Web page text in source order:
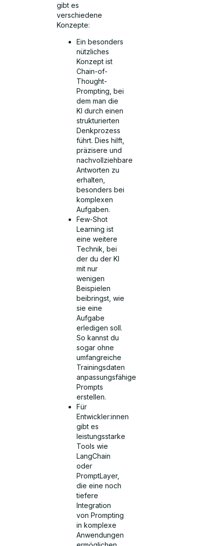
gibt es
verschiedene
Konzepte:
Ein besonders
nützliches
Konzept ist
Chain-of-
Thought-
Prompting, bei
dem man die
KI durch einen
strukturierten
Denkprozess
führt. Dies hilft,
präzisere und
nachvollziehbare
Antworten zu
erhalten,
besonders bei
komplexen
Aufgaben.
Few-Shot
Learning ist
eine weitere
Technik, bei
der du der KI
mit nur
wenigen
Beispielen
beibringst, wie
sie eine
Aufgabe
erledigen soll.
So kannst du
sogar ohne
umfangreiche
Trainingsdaten
anpassungsfähige
Prompts
erstellen.
Für
Entwickler:innen
gibt es
leistungsstarke
Tools wie
LangChain
oder
PromptLayer,
die eine noch
tiefere
Integration
von Prompting
in komplexe
Anwendungen